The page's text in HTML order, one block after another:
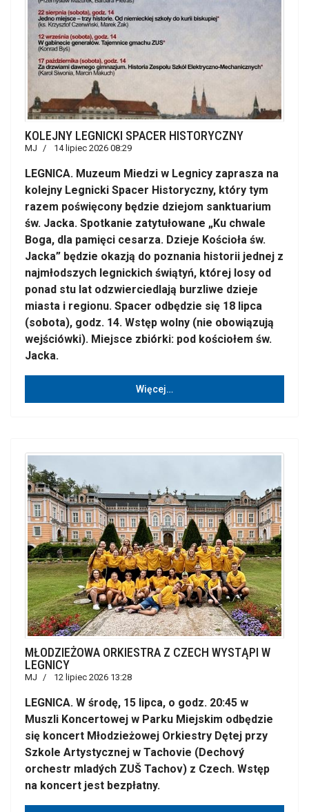
KOLEJNY LEGNICKI SPACER HISTORYCZNY
MJ 14 lipiec 2026 08:29
LEGNICA. Muzeum Miedzi w Legnicy zaprasza na
kolejny Legnicki Spacer Historyczny, który tym
razem poświęcony będzie dziejom sanktuarium
św. Jacka. Spotkanie zatytułowane „Ku chwale
Boga, dla pamięci cesarza. Dzieje Kościoła św.
Jacka” będzie okazją do poznania historii jednej z
najmłodszych legnickich świątyń, której losy od
ponad stu lat odzwierciedlają burzliwe dzieje
miasta i regionu. Spacer odbędzie się 18 lipca
(sobota), godz. 14. Wstęp wolny (nie obowiązują
wejściówki). Miejsce zbiórki: pod kościołem św.
Jacka.
Więcej…
MŁODZIEŻOWA ORKIESTRA Z CZECH WYSTĄPI W
LEGNICY
MJ 12 lipiec 2026 13:28
LEGNICA. W środę, 15 lipca, o godz. 20:45 w
Muszli Koncertowej w Parku Miejskim odbędzie
się koncert Młodzieżowej Orkiestry Dętej przy
Szkole Artystycznej w Tachovie (Dechový
orchestr mladých ZUŠ Tachov) z Czech. Wstęp
na koncert jest bezpłatny.